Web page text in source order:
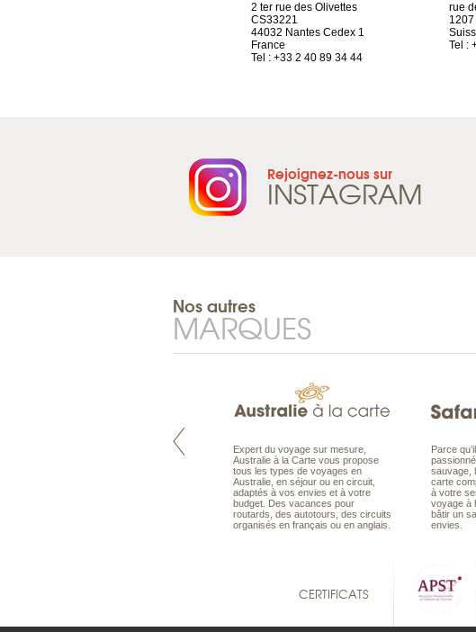
2 ter rue des Olivettes
CS33221
44032 Nantes Cedex 1
France
Tel : +33 2 40 89 34 44
rue
Tel :
Rejoignez-nous sur
INSTAGRAM
Nos autres
MARQUES
Pacifique à la carte est le spécialiste
Expert du voyage sur mesure,
Australie à la Carte vous propose
tous les types de voyages en
Australie, en séjour ou en circuit,
adaptés à vos envies et à votre
budget. Des vacances pour
routards, des autotours, des circuits
organisés en français ou en anglais.
Parce
sauvage,
carte
à votre
voyage à
bâtir un
envies.
CERTIFICATS